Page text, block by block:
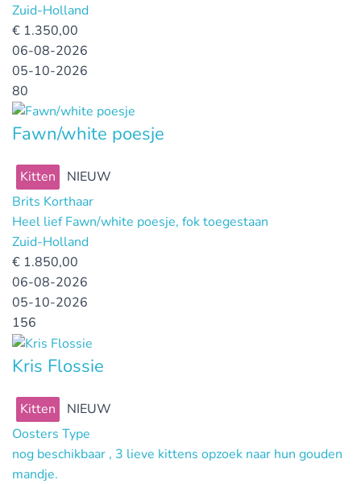
Zuid-Holland
€ 1.350,00
06-08-2026
05-10-2026
80
Fawn/white poesje
Kitten
NIEUW
Brits Korthaar
Heel lief Fawn/white poesje, fok toegestaan
Zuid-Holland
€ 1.850,00
06-08-2026
05-10-2026
156
Kris Flossie
Kitten
NIEUW
Oosters Type
nog beschikbaar , 3 lieve kittens opzoek naar hun gouden
mandje.